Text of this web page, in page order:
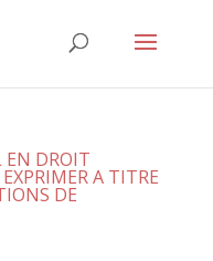
EN DROIT
A TITRE
DE